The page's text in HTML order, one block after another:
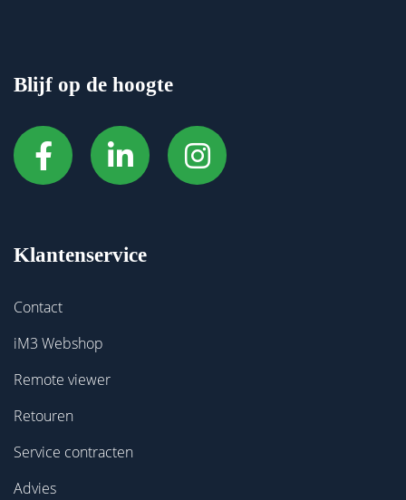
Blijf op de hoogte
Klantenservice
Contact
iM3 Webshop
Remote viewer
Retouren
Service contracten
Advies